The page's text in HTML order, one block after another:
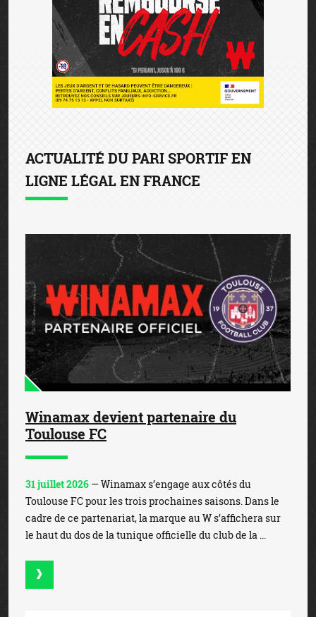
ACTUALITÉ DU PARI SPORTIF EN
LIGNE LÉGAL EN FRANCE
Winamax devient partenaire du
Toulouse FC
31 juillet 2026 — Winamax s’engage aux côtés du
Toulouse FC pour les trois prochaines saisons. Dans le
cadre de ce partenariat, la marque au W s’affichera sur
le haut du dos de la tunique officielle du club de la ...